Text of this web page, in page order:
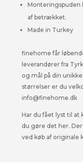
Monteringspuden
af betrækket.
Made in Turkey
finehome får
leverandører fra
og mål på din
størrelser er du
info@finehome.dk
Har du fået lyst til at
du gøre det her.
ved køb af originale